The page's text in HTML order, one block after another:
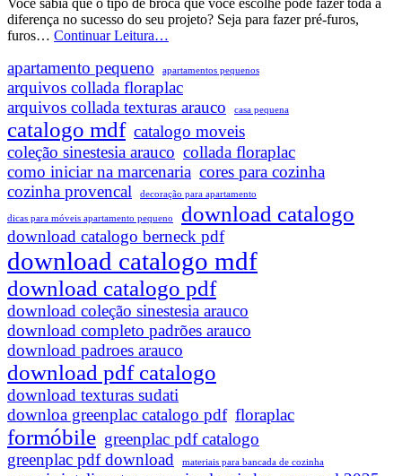
diferença no sucesso do seu projeto? Seja para fazer pré-furos,
furos… Continuar Leitura…
Brocas
Para
Madeira:
Qual
Escolher?
apartamento pequeno apartamentos pequenos
arquivos collada floraplac
arquivos collada texturas arauco
casa pequena
catalogo mdf catalogo moveis
coleção sinestesia arauco collada floraplac
como iniciar na marcenaria cores para cozinha
cozinha provencal
decoração para apartamento
dicas para móveis apartamento pequeno download catalogo
download catalogo berneck pdf
download catalogo mdf
download catalogo pdf
download coleção sinestesia arauco
download completo padrões arauco
download padroes arauco
download pdf catalogo
download texturas sudati
downloa greenplac catalogo pdf floraplac
formóbile greenplac pdf catalogo
greenplac pdf download
materiais para bancada de cozinha